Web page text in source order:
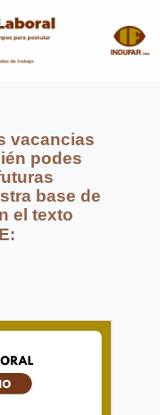
vacancias
podes
base de
el texto